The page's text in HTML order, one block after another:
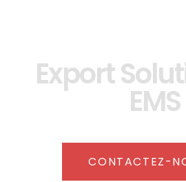
Export
EMS
CONTACTEZ-